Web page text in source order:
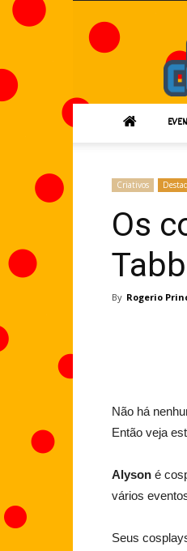
Criativos
Os
By Rogerio
Não há
Então veja
Alyson é
vários
Seus